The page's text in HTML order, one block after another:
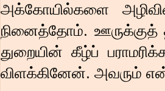
அக்கோயில்களை
நினைத்தோம். ஊருக்குத்
துறையின் கீழ்ப்
விளக்கினேன். அவரும்